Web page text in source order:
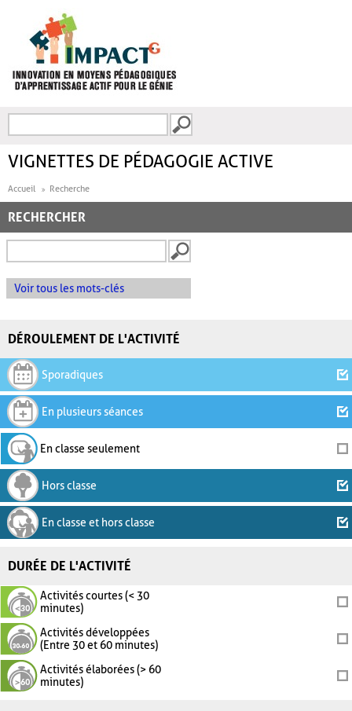
FORMULAIRE DE
VIGNETTES DE PÉDAGOGIE ACTIVE
Accueil Recherche
RECHERCHER
Voir tous les mots-clés
DÉROULEMENT DE L'ACTIVITÉ
Sporadiques
En plusieurs séances
En classe seulement
Hors classe
En classe et hors classe
DURÉE DE L'ACTIVITÉ
Activités courtes (< 30
minutes)
Activités développées
(Entre 30 et 60 minutes)
Activités élaborées (> 60
minutes)